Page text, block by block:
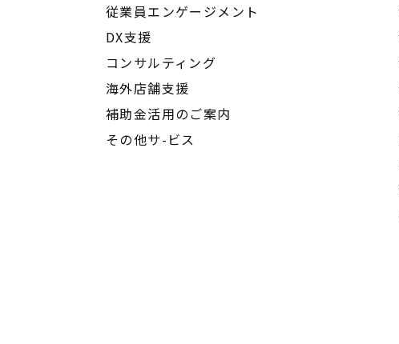
従業員エンゲージメント
DX支援
コンサルティング
海外店舗支援
補助金活用のご案内
その他サ-ビス